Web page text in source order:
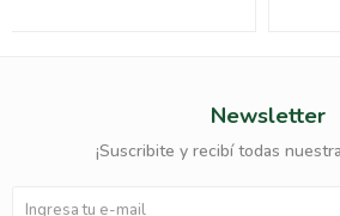
Newsletter
¡Suscribite y recibí todas